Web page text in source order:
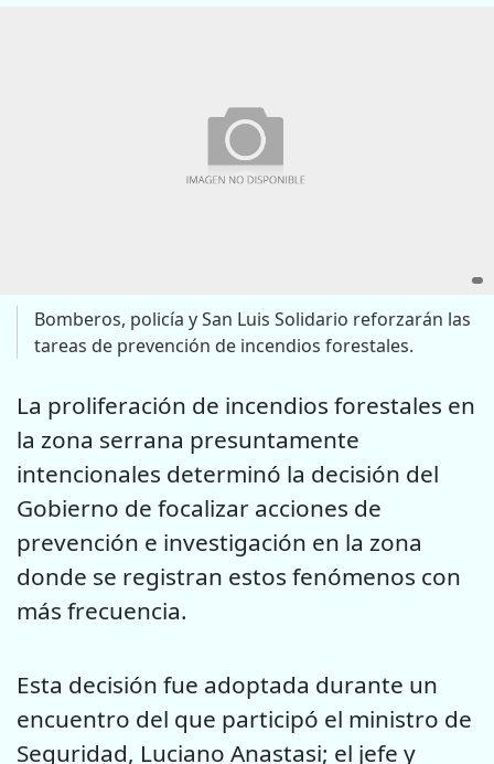
Bomberos, policía y San Luis Solidario reforzarán las
tareas de prevención de incendios forestales.
La proliferación de incendios forestales en
la zona serrana presuntamente
intencionales determinó la decisión del
Gobierno de focalizar acciones de
prevención e investigación en la zona
donde se registran estos fenómenos con
más frecuencia.
Esta decisión fue adoptada durante un
encuentro del que participó el ministro de
Seguridad, Luciano Anastasi; el jefe y